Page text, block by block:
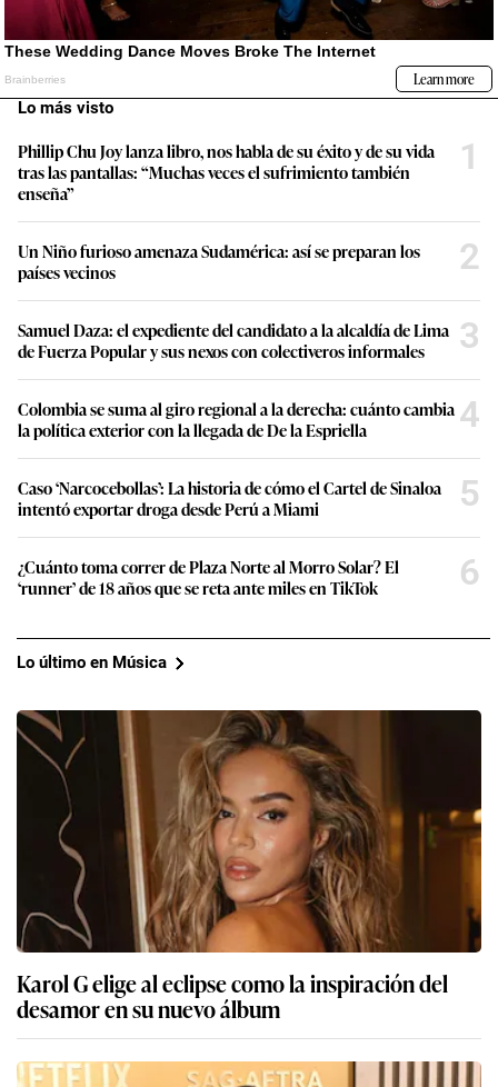
Lo más visto
Phillip Chu Joy lanza libro, nos habla de su éxito y de su vida
tras las pantallas: “Muchas veces el sufrimiento también
enseña”
1
Un Niño furioso amenaza Sudamérica: así se preparan los
países vecinos
2
Samuel Daza: el expediente del candidato a la alcaldía de Lima
de Fuerza Popular y sus nexos con colectiveros informales
3
Colombia se suma al giro regional a la derecha: cuánto cambia
la política exterior con la llegada de De la Espriella
4
Caso ‘Narcocebollas’: La historia de cómo el Cartel de Sinaloa
intentó exportar droga desde Perú a Miami
5
¿Cuánto toma correr de Plaza Norte al Morro Solar? El
‘runner’ de 18 años que se reta ante miles en TikTok
6
Lo último en Música
Karol G elige al eclipse como la inspiración del
desamor en su nuevo álbum